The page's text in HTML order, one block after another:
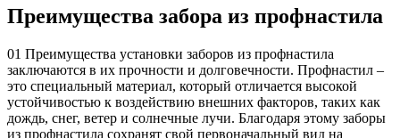
Преимущества забора из профнастила
01 Преимущества установки заборов из профнастила
заключаются в их прочности и долговечности. Профнастил –
это специальный материал, который отличается высокой
устойчивостью к воздействию внешних факторов, таких как
дождь, снег, ветер и солнечные лучи. Благодаря этому заборы
из профнастила сохранят свой первоначальный вид на